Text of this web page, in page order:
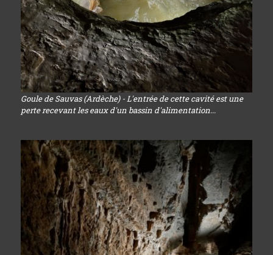
Goule de Sauvas (Ardèche) - L'entrée de cette cavité est une
perte recevant les eaux d'un bassin d'alimentation...